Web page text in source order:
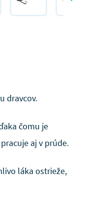
dravcov.
čomu je
aj v prúde.
láka ostrieže,